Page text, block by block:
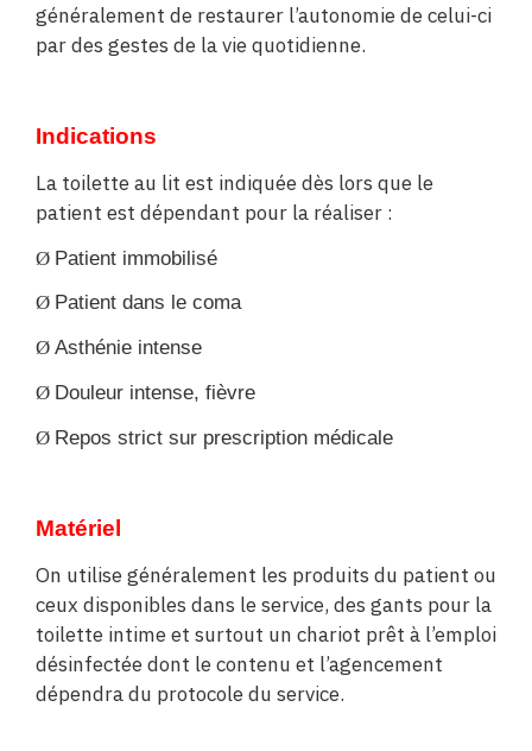
généralement de restaurer l’autonomie de celui-ci
par des gestes de la vie quotidienne.
Indications
La toilette au lit est indiquée dès lors que le
patient est dépendant pour la réaliser :
Ø Patient immobilisé
Ø Patient dans le coma
Ø Asthénie intense
Ø Douleur intense, fièvre
Ø Repos strict sur prescription médicale
Matériel
On utilise généralement les produits du patient ou
ceux disponibles dans le service, des gants pour la
toilette intime et surtout un chariot prêt à l’emploi
désinfectée dont le contenu et l’agencement
dépendra du protocole du service.